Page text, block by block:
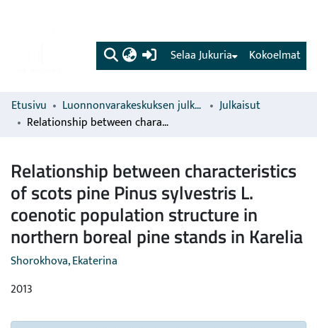
(current) Kokoelmat
Selaa Jukuria
Etusivu Luonnonvarakeskuksen julkaisut
Julkaisut
Relationship between characteristics of scots pine Pinus sylvestris L. coenotic population structure in northern boreal pine stands in Karelia
Relationship between characteristics
of scots pine Pinus sylvestris L.
coenotic population structure in
northern boreal pine stands in Karelia
Shorokhova, Ekaterina
2013